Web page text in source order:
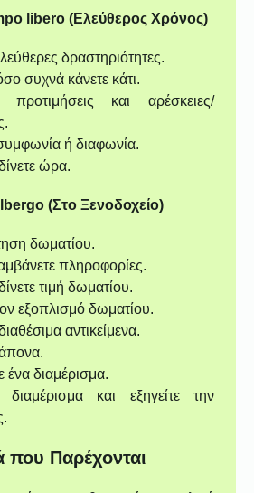
libero (Ελεύθερος Χρόνος)
δραστηριότητες.
συχνά κάνετε κάτι.
προτιμήσεις και αρέσκειες/
ή διαφωνία.
ώρα.
(Στο Ξενοδοχείο)
δωματίου.
πληροφορίες.
τιμή δωματίου.
εξοπλισμό δωματίου.
αντικείμενα.
ένα διαμέρισμα.
διαμέρισμα και εξηγείτε την
που Παρέχονται